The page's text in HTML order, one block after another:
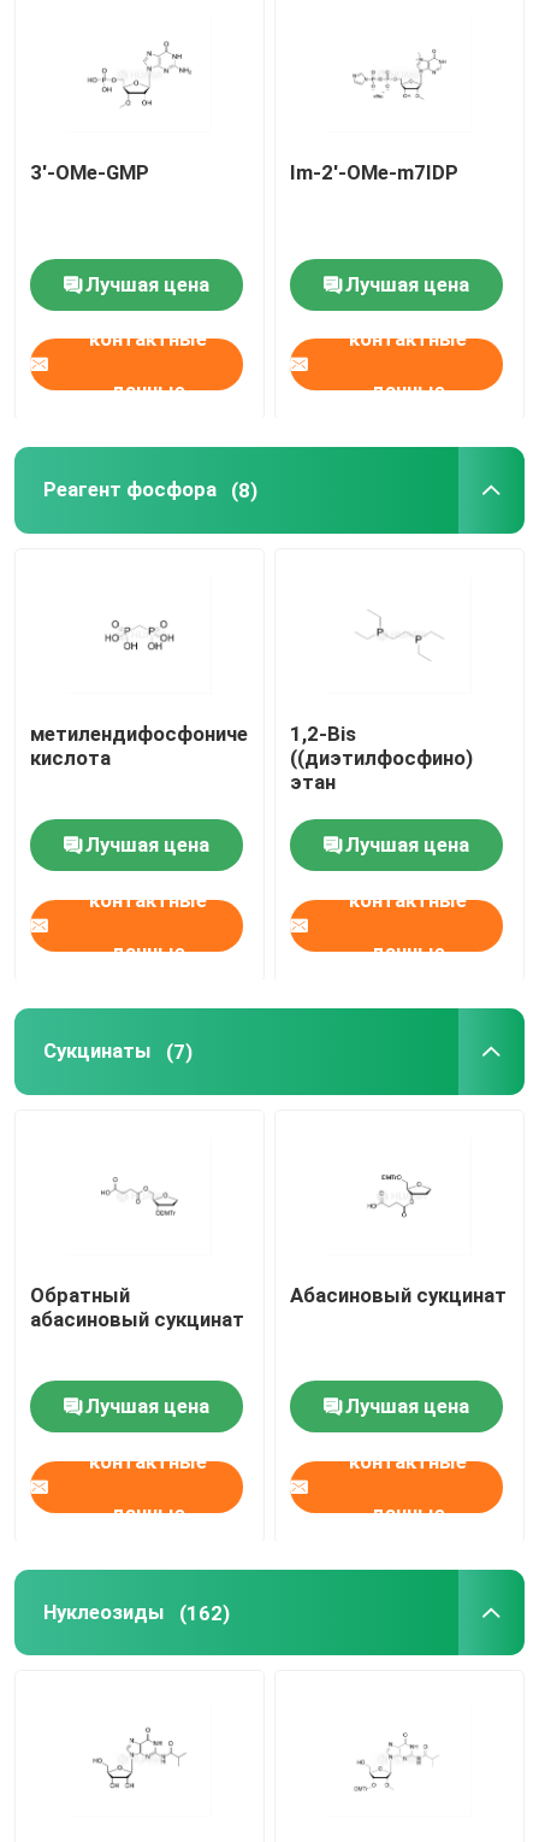
Свяжитесь мы
Новости
СЛУЧАИ
Сукцинаты
Нуклеозиды
Молекулярная диагностика
Олигосинтезные реагенты
Служба по таможне
3'-OMe-GMP
Лучшая цена
контактные
данные
Im-2'-OMe-m7IDP
Лучшая цена
контактные
данные
Реагент фосфора (8)
метилендифосфоническая
кислота
Лучшая цена
контактные
данные
1,2-Bis
((диэтилфосфино)
этан
Лучшая цена
контактные
данные
Сукцинаты (7)
Обратный
абасиновый сукцинат
Лучшая цена
контактные
данные
Абасиновый сукцинат
Лучшая цена
контактные
данные
Нуклеозиды (162)